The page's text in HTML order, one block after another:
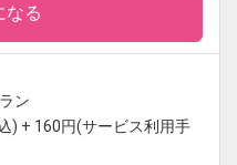
なる
ン
) + 160円(サービス利用手